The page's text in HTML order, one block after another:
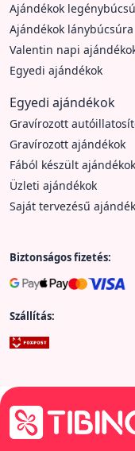
Ajándékok
Ajándékok lánybúcsúra
Valentin napi
Egyedi ajándékok
Egyedi ajándékok
Gravírozott
Gravírozott ajándékok
Fából készült ajándékok
Üzleti ajándékok
Saját tervezésű
Biztonságos fizetés:
Szállítás: